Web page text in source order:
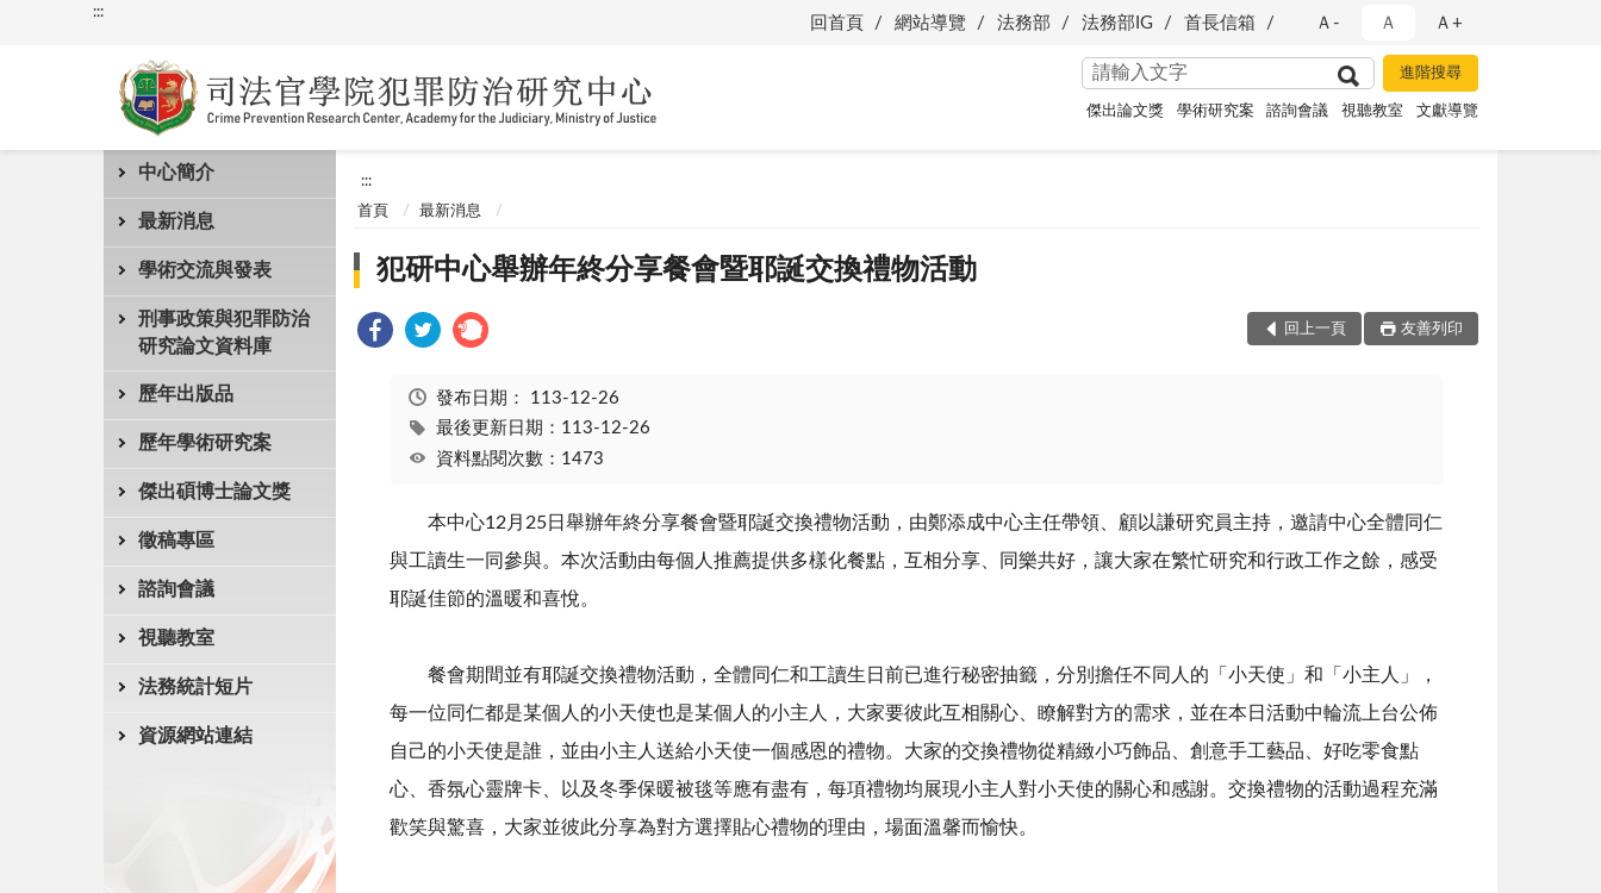
:::
回首頁 網站導覽 法務部 法務部IG 首長信箱 Ａ- Ａ Ａ+
傑出論文獎 學術研究案 諮詢會議 視聽教室 文獻導覽
中心簡介
最新消息
學術交流與發表
刑事政策與犯罪防治
研究論文資料庫
歷年出版品
歷年學術研究案
傑出碩博士論文獎
徵稿專區
諮詢會議
視聽教室
法務統計短片
資源網站連結
:::
首頁 最新消息
犯研中心舉辦年終分享餐會暨耶誕交換禮物活動
回上一頁 友善列印
發布日期： 113-12-26
最後更新日期：113-12-26
資料點閱次數：1473
本中心12月 25日舉辦年終分享餐會暨耶誕交換禮物活動，由鄭添成中心主任帶領、顧以謙研究員主持，邀請中心全體同仁
與工讀生一同參與。本次活動由每個人推薦提供多樣化餐點，互相分享、同樂共好，讓大家在繁忙研究和行政工作之餘，感受
耶誕佳節的溫暖和喜悅。
餐會期間並有耶誕交換禮物活動，全體同仁和工讀生日前已進行秘密抽籤，分別擔任不同人的「小天使」和「小主人」，
每一位同仁都是某個人的小天使也是某個人的小主人，大家要彼此互相關心、瞭解對方的需求，並在本日活動中輪流上台公佈
自己的小天使是誰，並由小主人送給小天使一個感恩的禮物。大家的交換禮物從精緻小巧飾品、創意手工藝品、好吃零食點
心、香氛心靈牌卡、以及冬季保暖被毯等應有盡有，每項禮物均展現小主人對小天使的關心和感謝。交換禮物的活動過程充滿
歡笑與驚喜，大家並彼此分享為對方選擇貼心禮物的理由，場面溫馨而愉快。